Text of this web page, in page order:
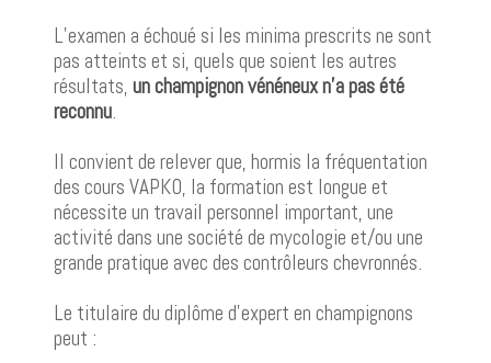
L’examen a échoué si les minima prescrits ne sont
pas atteints et si, quels que soient les autres
résultats, un champignon vénéneux n’a pas été
reconnu.
Il convient de relever que, hormis la fréquentation
des cours VAPKO, la formation est longue et
nécessite un travail personnel important, une
activité dans une société de mycologie et/ou une
grande pratique avec des contrôleurs chevronnés.
Le titulaire du diplôme d’expert en champignons
peut :